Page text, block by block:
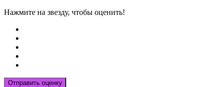
Нажмите на звезду, чтобы оценить!
Отправить оценку